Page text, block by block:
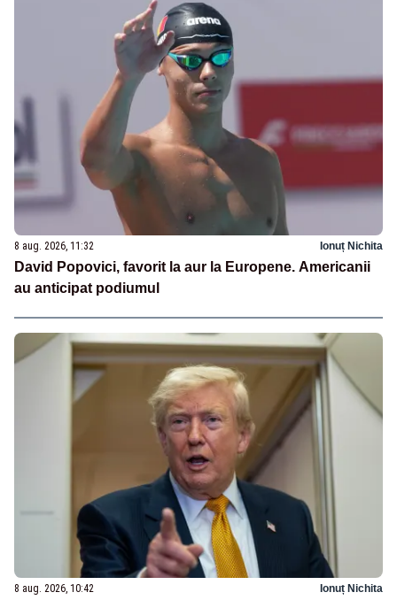
8 aug. 2026, 11:32 Ionuț Nichita
David Popovici, favorit la aur la Europene. Americanii
au anticipat podiumul
8 aug. 2026, 10:42 Ionuț Nichita